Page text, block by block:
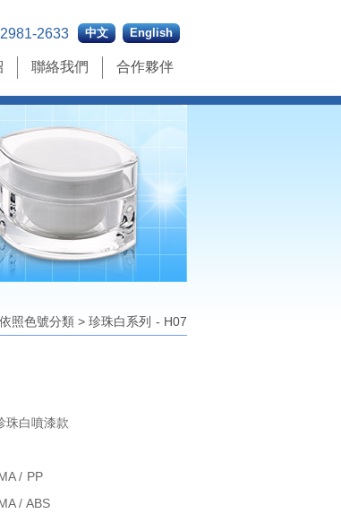
English
中文
2633
聯絡我們 合作夥伴
照色號分類>珍珠白系列 - H07
珠白噴漆款
/ PP
/ ABS